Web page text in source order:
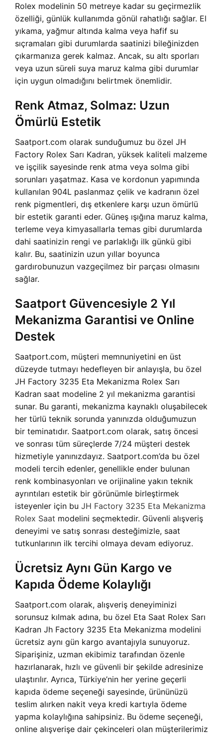
Rolex modelinin 50 metreye kadar su geçirmezlik
özelliği, günlük kullanımda gönül rahatlığı sağlar. El
yıkama, yağmur altında kalma veya hafif su
sıçramaları gibi durumlarda saatinizi bileğinizden
çıkarmanıza gerek kalmaz. Ancak, su altı sporları
veya uzun süreli suya maruz kalma gibi durumlar
için uygun olmadığını belirtmek önemlidir.
Renk Atmaz, Solmaz: Uzun
Ömürlü Estetik
Saatport.com olarak sunduğumuz bu özel JH
Factory Rolex Sarı Kadran, yüksek kaliteli malzeme
ve işçilik sayesinde renk atma veya solma gibi
sorunları yaşatmaz. Kasa ve kordonun yapımında
kullanılan 904L paslanmaz çelik ve kadranın özel
renk pigmentleri, dış etkenlere karşı uzun ömürlü
bir estetik garanti eder. Güneş ışığına maruz kalma,
terleme veya kimyasallarla temas gibi durumlarda
dahi saatinizin rengi ve parlaklığı ilk günkü gibi
kalır. Bu, saatinizin uzun yıllar boyunca
gardırobunuzun vazgeçilmez bir parçası olmasını
sağlar.
Saatport Güvencesiyle 2 Yıl
Mekanizma Garantisi ve Online
Destek
Saatport.com, müşteri memnuniyetini en üst
düzeyde tutmayı hedefleyen bir anlayışla, bu özel
JH Factory 3235 Eta Mekanizma Rolex Sarı
Kadran saat modeline 2 yıl mekanizma garantisi
sunar. Bu garanti, mekanizma kaynaklı oluşabilecek
her türlü teknik sorunda yanınızda olduğumuzun
bir teminatıdır. Saatport.com olarak, satış öncesi
ve sonrası tüm süreçlerde 7/24 müşteri destek
hizmetiyle yanınızdayız. Saatport.com’da bu özel
modeli tercih edenler, genellikle ender bulunan
renk kombinasyonları ve orijinaline yakın teknik
ayrıntıları estetik bir görünümle birleştirmek
isteyenler için bu JH Factory 3235 Eta Mekanizma
Rolex Saat modelini seçmektedir. Güvenli alışveriş
deneyimi ve satış sonrası desteğimizle, saat
tutkunlarının ilk tercihi olmaya devam ediyoruz.
Ücretsiz Aynı Gün Kargo ve
Kapıda Ödeme Kolaylığı
Saatport.com olarak, alışveriş deneyiminizi
sorunsuz kılmak adına, bu özel Eta Saat Rolex Sarı
Kadran Jh Factory 3235 Eta Mekanizma modelini
ücretsiz aynı gün kargo avantajıyla sunuyoruz.
Siparişiniz, uzman ekibimiz tarafından özenle
hazırlanarak, hızlı ve güvenli bir şekilde adresinize
ulaştırılır. Ayrıca, Türkiye’nin her yerine geçerli
kapıda ödeme seçeneği sayesinde, ürününüzü
teslim alırken nakit veya kredi kartıyla ödeme
yapma kolaylığına sahipsiniz. Bu ödeme seçeneği,
online alışverişe dair çekinceleri olan müşterilerimiz